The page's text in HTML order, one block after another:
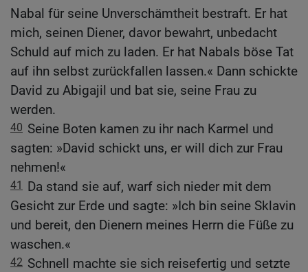
Nabal für seine Unverschämtheit bestraft. Er hat
mich, seinen Diener, davor bewahrt, unbedacht
Schuld auf mich zu laden. Er hat Nabals böse Tat
auf ihn selbst zurückfallen lassen.« Dann schickte
David zu Abigajil und bat sie, seine Frau zu
werden.
40 Seine Boten kamen zu ihr nach Karmel und
sagten: »David schickt uns, er will dich zur Frau
nehmen!«
41 Da stand sie auf, warf sich nieder mit dem
Gesicht zur Erde und sagte: »Ich bin seine Sklavin
und bereit, den Dienern meines Herrn die Füße zu
waschen.«
42 Schnell machte sie sich reisefertig und setzte